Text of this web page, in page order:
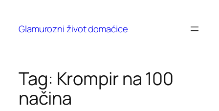
content
Glamurozni život domaćice
Tag: Krompir na 100
načina